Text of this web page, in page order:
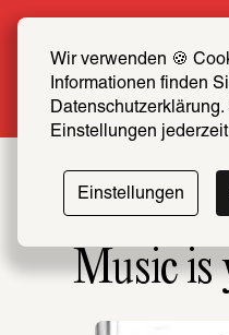
Wir verwenden 🍪
Informationen finden
Einstellungen
Einstellungen
SCHIRN
Music is